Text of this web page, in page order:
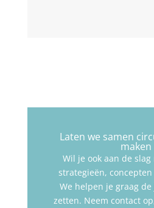
Laten we samen
maken
Wil je ook aan de
strategieën,
We helpen je graag
zetten. Neem contact